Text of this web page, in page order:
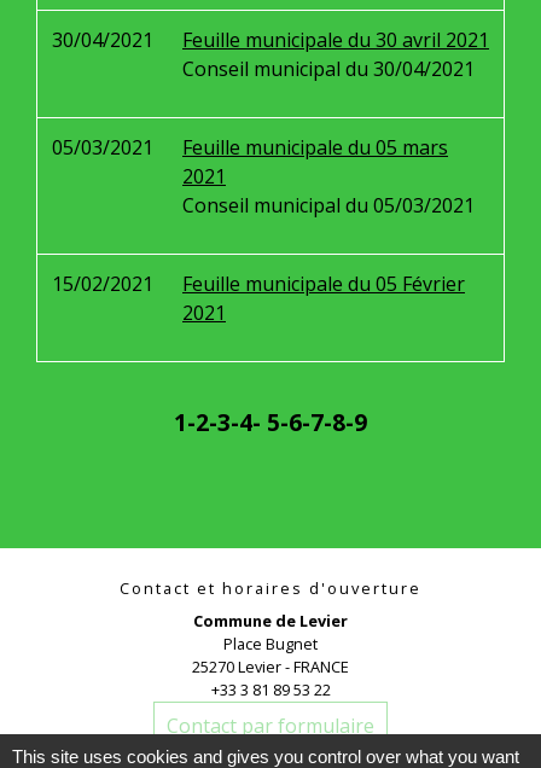
30/04/2021
Feuille municipale du 30 avril 2021
Conseil municipal du 30/04/2021
05/03/2021
Feuille municipale du 05 mars
2021
Conseil municipal du 05/03/2021
15/02/2021
Feuille municipale du 05 Février
2021
1-2-3-4- 5-6-7-8-9
Contact et horaires d'ouverture
Commune de Levier
Place Bugnet
25270 Levier - FRANCE
+33 3 81 89 53 22
Contact par formulaire
This site uses cookies and gives you control over what you want